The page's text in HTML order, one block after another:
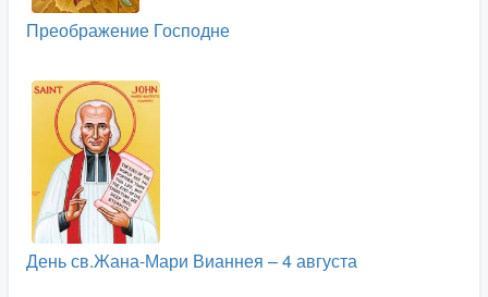
Преображение Господне
День св.Жана-Мари Вианнея – 4 августа